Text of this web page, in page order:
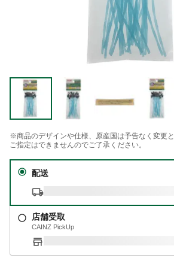
※商品のデザインや仕様、原産国は予告なく変更と
ご指定はできませんのでご了承ください。
配送
店舗受取
CAINZ PickUp